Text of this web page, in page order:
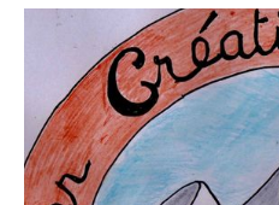
Come and admire the
Verdon workshop. Theme:
de musique!